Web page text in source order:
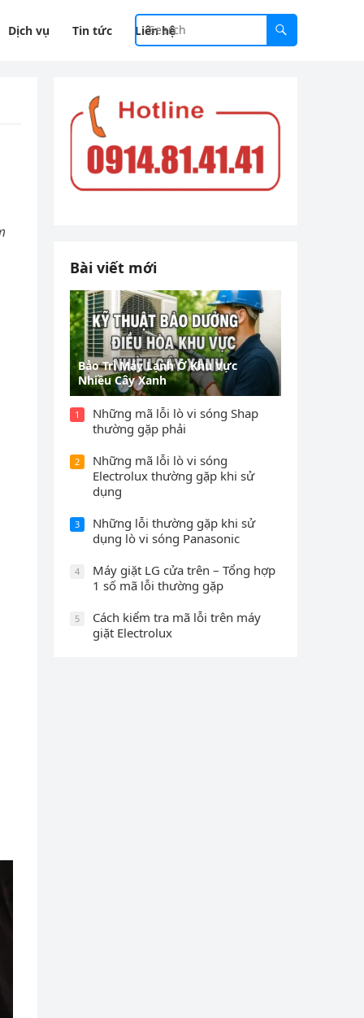
Dịch vụ Tin tức Liên hệ
Bài viết mới
Bảo Trì Máy Lạnh Ở Khu Vực
Nhiều Cây Xanh
1
Những mã lỗi lò vi sóng Shap
thường gặp phải
2
Những mã lỗi lò vi sóng
Electrolux thường gặp khi sử
dụng
3
Những lỗi thường gặp khi sử
dụng lò vi sóng Panasonic
4
Máy giặt LG cửa trên – Tổng hợp
1 số mã lỗi thường gặp
5
Cách kiểm tra mã lỗi trên máy
giặt Electrolux